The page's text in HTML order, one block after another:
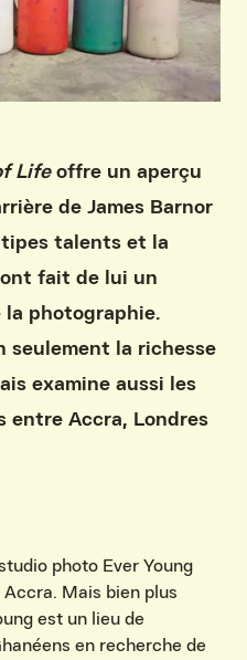
Life offre un aperçu
de James Barnor
talents et la
ont fait de lui un
photographie.
seulement la richesse
examine aussi les
entre Accra, Londres
photo Ever Young
Mais bien plus
est un lieu de
en recherche de